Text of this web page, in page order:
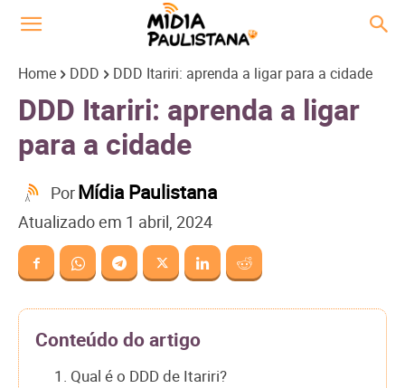
Home DDD DDD Itariri: aprenda a ligar para a cidade
DDD Itariri: aprenda a ligar
para a cidade
PorMídia Paulistana
Atualizado em 1 abril, 2024
Conteúdo do artigo
1. Qual é o DDD de Itariri?